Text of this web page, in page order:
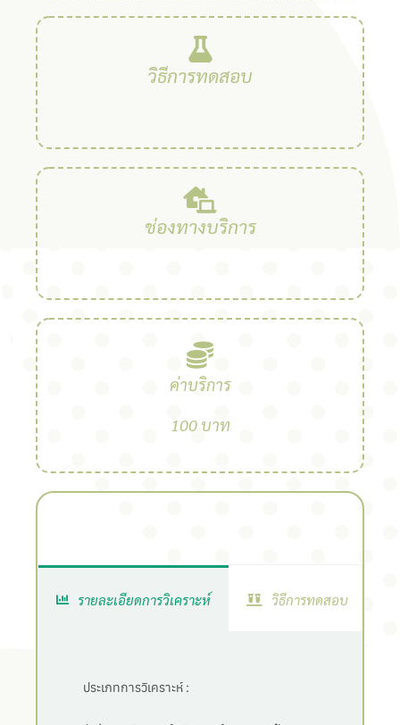
วิธีการทดสอบ
ช่องทางบริการ
ค่าบริการ
100 บาท
รายละเอียดการวิเคราะห์ วิธีการทดสอบ
ประเภทการวิเคราะห์ :